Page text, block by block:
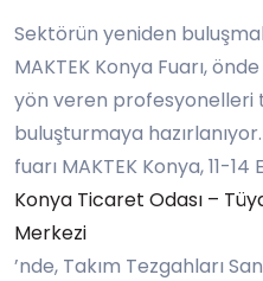
Sektörün yeniden
MAKTEK Konya Fuarı,
yön veren profesyonelleri
buluşturmaya
fuarı MAKTEK Konya, 11-
Konya Ticaret Odası –
Merkezi
’nde, Takım Tezgahları